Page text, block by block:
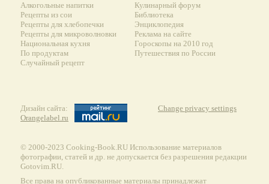
Алкогольные напитки
Рецепты из сои
Рецепты для хлебопечки
Рецепты для микроволновки
Национальная кухня
По продуктам
Случайный рецепт
Кулинарный форум
Библиотека
Энциклопедия
Реклама на сайте
Гороскопы на 2010 год
Путешествия по России
Дизайн сайта:
Orangelabel.ru
Change privacy settings
© 2000-2023 Сooking-Book.RU Использование материалов
фотографии, статей и др. не допускается без разрешения редакции
Gotovim.RU.
Все права на опубликованные материалы принадлежат